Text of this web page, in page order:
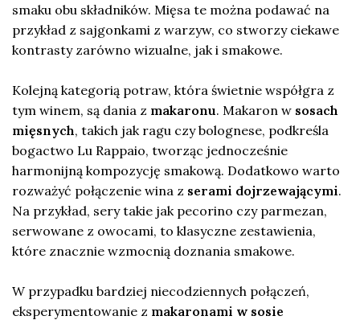
smaku obu składników. Mięsa te można podawać na
przykład z sajgonkami z warzyw, co stworzy ciekawe
kontrasty zarówno wizualne, jak i smakowe.
Kolejną kategorią potraw, która świetnie współgra z
tym winem, są dania z makaronu. Makaron w sosach
mięsnych, takich jak ragu czy bolognese, podkreśla
bogactwo Lu Rappaio, tworząc jednocześnie
harmonijną kompozycję smakową. Dodatkowo warto
rozważyć połączenie wina z serami dojrzewającymi.
Na przykład, sery takie jak pecorino czy parmezan,
serwowane z owocami, to klasyczne zestawienia,
które znacznie wzmocnią doznania smakowe.
W przypadku bardziej niecodziennych połączeń,
eksperymentowanie z makaronami w sosie